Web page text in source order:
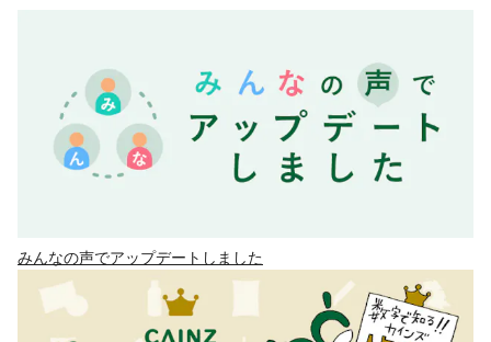
みんなの声でアップデートしました